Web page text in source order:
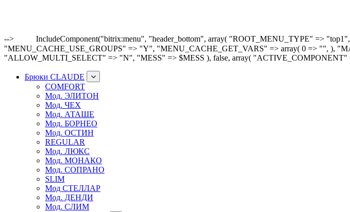
-->
IncludeComponent("bitrix:menu", "header_bottom", array( "ROOT_MENU_TYPE" =>
"MENU_CACHE_USE_GROUPS" => "Y", "MENU_CACHE_GET_VARS" => array( 0 => "",
"ALLOW_MULTI_SELECT" => "N", "MESS" => $MESS ), false, array( "ACTIVE_COMPONENT"
Брюки CLAUDE
COMFORT
Мод. ЭЛИТОН
Мод. ЧЕХ
Мод. АТАШЕ
Мод. БОРНЕО
Мод. ОСТИН
REGULAR
Мод. ЛЮКС
Мод. МОНАКО
Мод. СОПРАНО
SLIM
Мод СТЕЛЛАР
Мод. ДЕНДИ
Мод. СЛИМ